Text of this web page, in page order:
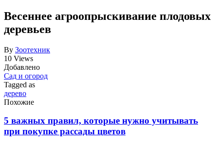
Весеннее агроопрыскивание плодовых
деревьев
By Зоотехник
10 Views
Добавлено
Сад и огород
Tagged as
дерево
Похожие
5 важных правил, которые нужно учитывать
при покупке рассады цветов